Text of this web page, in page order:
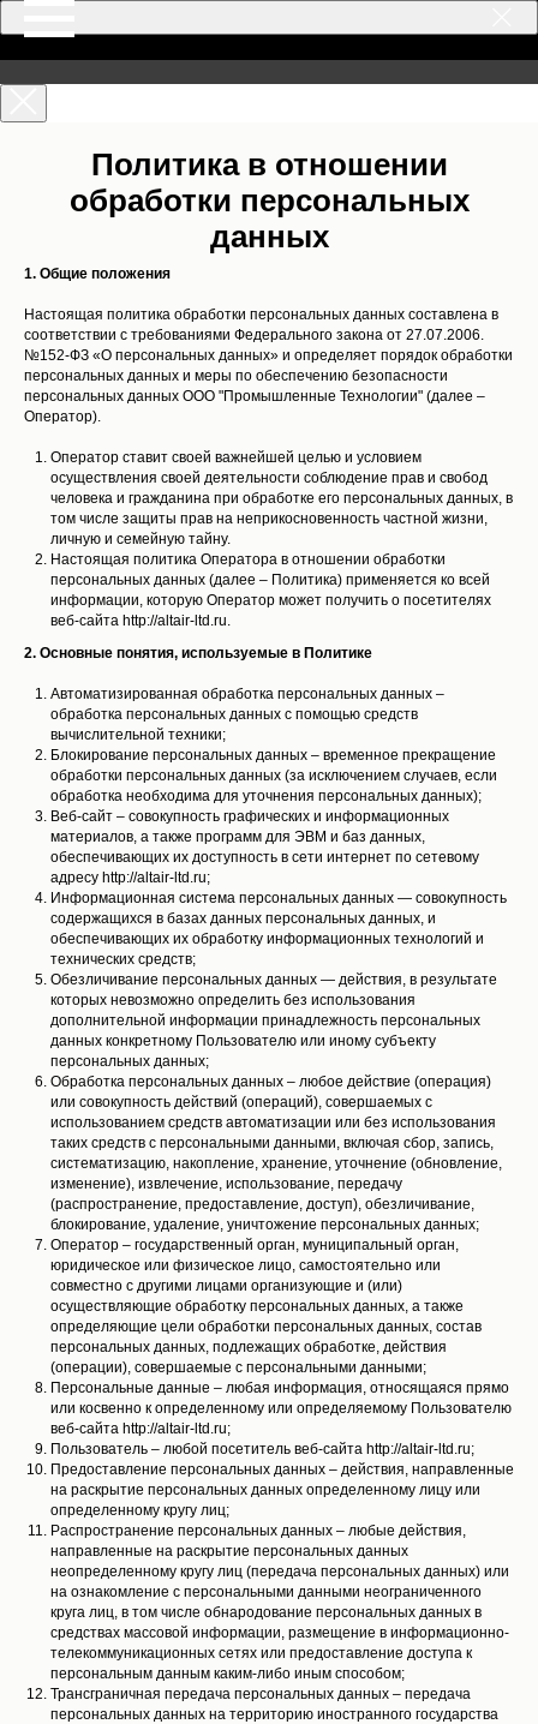
Политика в отношении
обработки персональных
данных
1. Общие положения
Настоящая политика обработки персональных данных составлена в
соответствии с требованиями Федерального закона от 27.07.2006.
№152-ФЗ «О персональных данных» и определяет порядок обработки
персональных данных и меры по обеспечению безопасности
персональных данных ООО "Промышленные Технологии" (далее –
Оператор).
Оператор ставит своей важнейшей целью и условием
осуществления своей деятельности соблюдение прав и свобод
человека и гражданина при обработке его персональных данных, в
том числе защиты прав на неприкосновенность частной жизни,
личную и семейную тайну.
Настоящая политика Оператора в отношении обработки
персональных данных (далее – Политика) применяется ко всей
информации, которую Оператор может получить о посетителях
веб-сайта http://altair-ltd.ru.
2. Основные понятия, используемые в Политике
Автоматизированная обработка персональных данных –
обработка персональных данных с помощью средств
вычислительной техники;
Блокирование персональных данных – временное прекращение
обработки персональных данных (за исключением случаев, если
обработка необходима для уточнения персональных данных);
Веб-сайт – совокупность графических и информационных
материалов, а также программ для ЭВМ и баз данных,
обеспечивающих их доступность в сети интернет по сетевому
адресу http://altair-ltd.ru;
Информационная система персональных данных — совокупность
содержащихся в базах данных персональных данных, и
обеспечивающих их обработку информационных технологий и
технических средств;
Обезличивание персональных данных — действия, в результате
которых невозможно определить без использования
дополнительной информации принадлежность персональных
данных конкретному Пользователю или иному субъекту
персональных данных;
Обработка персональных данных – любое действие (операция)
или совокупность действий (операций), совершаемых с
использованием средств автоматизации или без использования
таких средств с персональными данными, включая сбор, запись,
систематизацию, накопление, хранение, уточнение (обновление,
изменение), извлечение, использование, передачу
(распространение, предоставление, доступ), обезличивание,
блокирование, удаление, уничтожение персональных данных;
Оператор – государственный орган, муниципальный орган,
юридическое или физическое лицо, самостоятельно или
совместно с другими лицами организующие и (или)
осуществляющие обработку персональных данных, а также
определяющие цели обработки персональных данных, состав
персональных данных, подлежащих обработке, действия
(операции), совершаемые с персональными данными;
Персональные данные – любая информация, относящаяся прямо
или косвенно к определенному или определяемому Пользователю
веб-сайта http://altair-ltd.ru;
Пользователь – любой посетитель веб-сайта http://altair-ltd.ru;
Предоставление персональных данных – действия, направленные
на раскрытие персональных данных определенному лицу или
определенному кругу лиц;
Распространение персональных данных – любые действия,
направленные на раскрытие персональных данных
неопределенному кругу лиц (передача персональных данных) или
на ознакомление с персональными данными неограниченного
круга лиц, в том числе обнародование персональных данных в
средствах массовой информации, размещение в информационно-
телекоммуникационных сетях или предоставление доступа к
персональным данным каким-либо иным способом;
Трансграничная передача персональных данных – передача
персональных данных на территорию иностранного государства